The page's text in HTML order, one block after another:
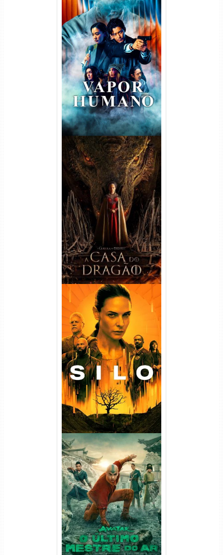
Vapor Humano 1ª Temporada
Torrent (2026) WEB-DL 1080p
Dual Áudio
A Casa do Dragão 1ª
Temporada Torrent (2022)
WEB-DL 720p/1080p Dual
Áudio
Silo 1ª Temporada Torrent
(2023) WEB-DL
720p/1080p/4K Dual Áudio
Avatar: O Último Mestre do
Ar 2ª Temporada Torrent
(2026) WEB-DL 1080p Dual
Áudio